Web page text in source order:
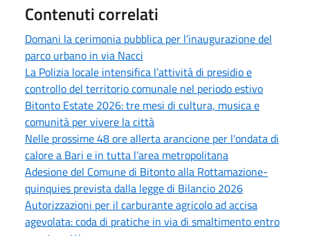
Contenuti correlati
Domani la cerimonia pubblica per l’inaugurazione del
parco urbano in via Nacci
La Polizia locale intensifica l’attività di presidio e
controllo del territorio comunale nel periodo estivo
Bitonto Estate 2026: tre mesi di cultura, musica e
comunità per vivere la città
Nelle prossime 48 ore allerta arancione per l’ondata di
calore a Bari e in tutta l’area metropolitana
Adesione del Comune di Bitonto alla Rottamazione-
quinquies prevista dalla legge di Bilancio 2026
Autorizzazioni per il carburante agricolo ad accisa
agevolata: coda di pratiche in via di smaltimento entro